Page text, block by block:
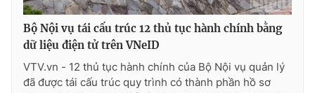
thông tin từ website này.
Bộ Nội vụ tái cấu trúc 12 thủ tục hành chính bằng
dữ liệu điện tử trên VNeID
VTV.vn - 12 thủ tục hành chính của Bộ Nội vụ quản lý
đã được tái cấu trúc quy trình có thành phần hồ sơ